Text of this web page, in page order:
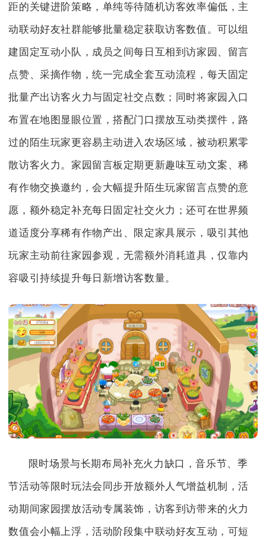
距的关键进阶策略，单纯等待随机访客效率偏低，主
动联动好友社群能够批量稳定获取访客数值。可以组
建固定互动小队，成员之间每日互相到访家园、留言
点赞、采摘作物，统一完成全套互动流程，每天固定
批量产出访客火力与固定社交点数；同时将家园入口
布置在地图显眼位置，搭配门口摆放互动类摆件，路
过的陌生玩家更容易主动进入农场区域，被动积累零
散访客火力。家园留言板定期更新趣味互动文案、稀
有作物交换邀约，会大幅提升陌生玩家留言点赞的意
愿，额外稳定补充每日固定社交火力；还可在世界频
道适度分享稀有作物产出、限定家具展示，吸引其他
玩家主动前往家园参观，无需额外消耗道具，仅靠内
容吸引持续提升每日新增访客数量。
限时场景与长期布局补充火力缺口，音乐节、季
节活动等限时玩法会同步开放额外人气增益机制，活
动期间家园摆放活动专属装饰，访客到访带来的火力
数值会小幅上浮，活动阶段集中联动好友互动，可短